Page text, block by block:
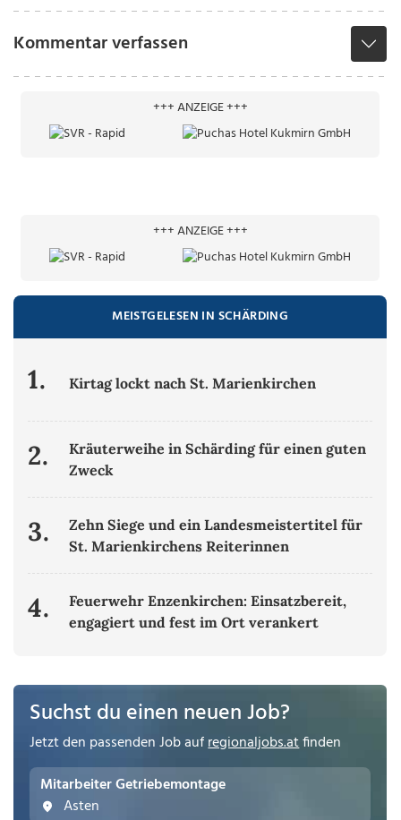
Kommentar verfassen
+++ ANZEIGE +++
+++ ANZEIGE +++
MEISTGELESEN IN SCHÄRDING
1. Kirtag lockt nach St. Marienkirchen
2.
Kräuterweihe in Schärding für einen guten
Zweck
3.
Zehn Siege und ein Landesmeistertitel für
St. Marienkirchens Reiterinnen
4.
Feuerwehr Enzenkirchen: Einsatzbereit,
engagiert und fest im Ort verankert
Suchst du einen neuen Job?
Jetzt den passenden Job aufregionaljobs.atfinden
Mitarbeiter Getriebemontage
Asten